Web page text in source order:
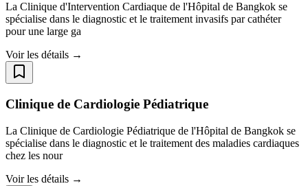
La Clinique d'Intervention Cardiaque de l'Hôpital de Bangkok se
spécialise dans le diagnostic et le traitement invasifs par cathéter
pour une large ga
Voir les détails →
Clinique de Cardiologie Pédiatrique
La Clinique de Cardiologie Pédiatrique de l'Hôpital de Bangkok se
spécialise dans le diagnostic et le traitement des maladies cardiaques
chez les nour
Voir les détails →